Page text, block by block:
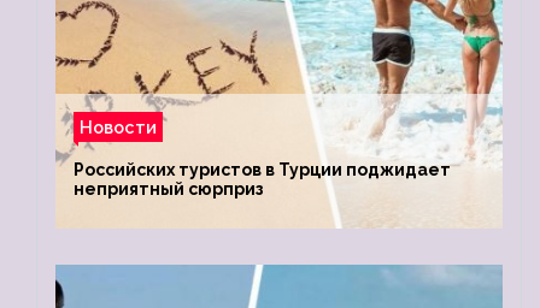
Новости
Российских туристов в Турции поджидает
неприятный сюрприз